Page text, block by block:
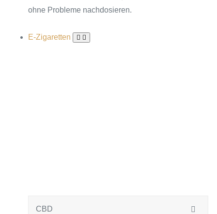
ohne Probleme nachdosieren.
E-Zigaretten
CBD